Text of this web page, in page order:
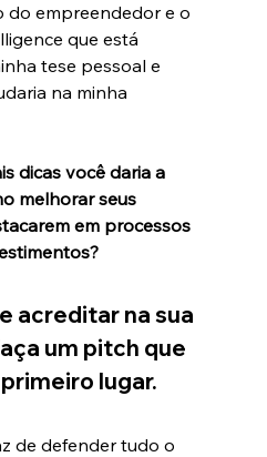
do empreendedor e o
que está
tese pessoal e
na minha
dicas você daria a
melhorar seus
em processos
acreditar na sua
um pitch que
lugar.
de defender tudo o